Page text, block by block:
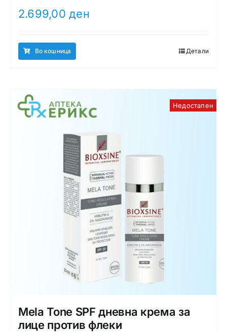
2.699,00ден
Во кошница Детали
Недостапен
Mela Tone SPF дневна крема за
лице против флеки